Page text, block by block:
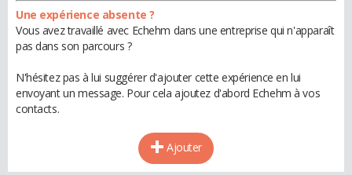
Une expérience absente ?
Vous avez travaillé avec Echehm dans une entreprise qui n'apparaît
pas dans son parcours ?
N'hésitez pas à lui suggérer d'ajouter cette expérience en lui
envoyant un message. Pour cela ajoutez d'abord Echehm à vos
contacts.
Ajouter